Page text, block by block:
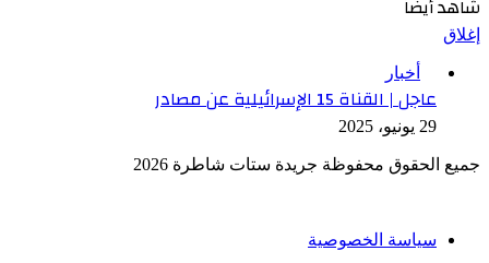
شاهد أيضاً
إغلاق
أخبار
عاجل | القناة 15 الإسرائيلية عن مصادر
29 يونيو، 2025
جميع الحقوق محفوظة جريدة ستات شاطرة 2026
سياسة الخصوصية